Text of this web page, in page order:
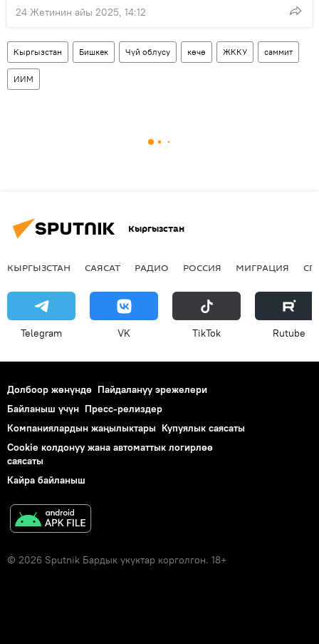
24 Жетинин айы 2025, 14:12
Кыргызстан Бишкек Чүй облусу көчө ЖККУ саммит
ИИМ
Кыргызстан
КЫРГЫЗСТАН САЯСАТ РАДИО РОССИЯ МИГРАЦИЯ
Telegram VK ТikТоk Rutube
Долбоор жөнүндө Пайдалануу эрежелери
Байланыш үчүн Пресс-релиздер
Компаниялардын жаңылыктары Купуялык саясаты
Cookie колдонуу жана автоматтык логирлөө
саясаты
Кайра байланыш
© 2026 Sputnik Бардык укуктар корголгон. 18+